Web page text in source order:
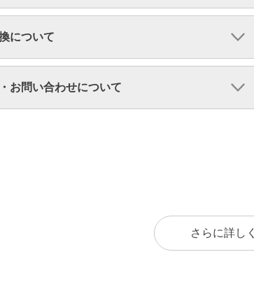
について
お問い合わせについて
さらに詳し